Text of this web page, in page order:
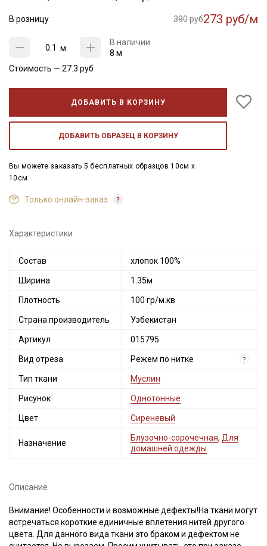
В розницу 390 руб273 руб/м
м
В наличии
8 м
Стоимость — 27.3 руб
ДОБАВИТЬ В КОРЗИНУ
ДОБАВИТЬ ОБРАЗЕЦ В КОРЗИНУ
Вы можете заказать 5 бесплатных образцов 10см x
10см
Только онлайн-заказ
Характеристики
Состав хлопок 100%
Ширина 1.35м
Плотность 100 гр/м.кв
Страна производитель Узбекистан
Артикул 015795
Вид отреза Режем по нитке ?
Тип ткани Муслин
Рисунок Однотонные
Цвет Сиреневый
Назначение
Блузочно-сорочечная, Для
домашней одежды
Описание
Внимание! Особенности и возможные дефекты!На ткани могут
встречаться короткие единичные вплетения нитей другого
цвета. Для данного вида ткани это браком и дефектом не